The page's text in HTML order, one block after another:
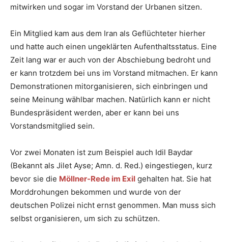
mitwirken und sogar im Vorstand der Urbanen sitzen.
Ein Mitglied kam aus dem Iran als Geflüchteter hierher
und hatte auch einen ungeklärten Aufenthaltsstatus. Eine
Zeit lang war er auch von der Abschiebung bedroht und
er kann trotzdem bei uns im Vorstand mitmachen. Er kann
Demonstrationen mitorganisieren, sich einbringen und
seine Meinung wählbar machen. Natürlich kann er nicht
Bundespräsident werden, aber er kann bei uns
Vorstandsmitglied sein.
Vor zwei Monaten ist zum Beispiel auch Idil Baydar
(Bekannt als Jilet Ayse; Amn. d. Red.) eingestiegen, kurz
bevor sie die Möllner-Rede im Exil gehalten hat. Sie hat
Morddrohungen bekommen und wurde von der
deutschen Polizei nicht ernst genommen. Man muss sich
selbst organisieren, um sich zu schützen.